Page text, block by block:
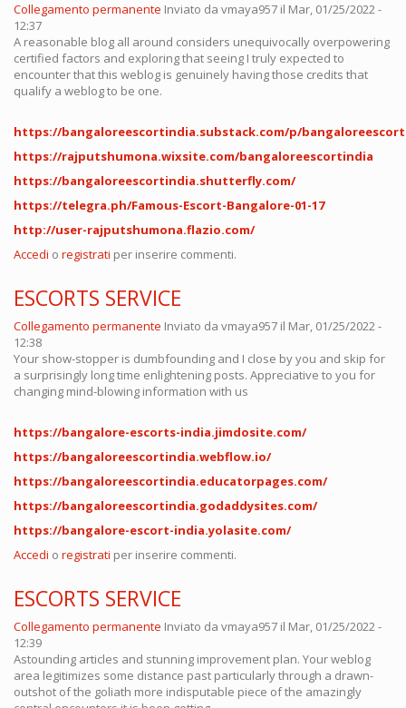
Collegamento permanente Inviato da vmaya957 il Mar, 01/25/2022 -
12:37
A reasonable blog all around considers unequivocally overpowering
certified factors and exploring that seeing I truly expected to
encounter that this weblog is genuinely having those credits that
qualify a weblog to be one.
https://bangaloreescortindia.substack.com/p/
https://rajputshumona.wixsite.com/bangaloreescortindia
https://bangaloreescortindia.shutterfly.com/
https://telegra.ph/Famous-Escort-Bangalore-01-17
http://user-rajputshumona.flazio.com/
Accedi o registrati per inserire commenti.
ESCORTS SERVICE
Collegamento permanente Inviato da vmaya957 il Mar, 01/25/2022 -
12:38
Your show-stopper is dumbfounding and I close by you and skip for
a surprisingly long time enlightening posts. Appreciative to you for
changing mind-blowing information with us
https://bangalore-escorts-india.jimdosite.com/
https://bangaloreescortindia.webflow.io/
https://bangaloreescortindia.educatorpages.com/
https://bangaloreescortindia.godaddysites.com/
https://bangalore-escort-india.yolasite.com/
Accedi o registrati per inserire commenti.
ESCORTS SERVICE
Collegamento permanente Inviato da vmaya957 il Mar, 01/25/2022 -
12:39
Astounding articles and stunning improvement plan. Your weblog
area legitimizes some distance past particularly through a drawn-
outshot of the goliath more indisputable piece of the amazingly